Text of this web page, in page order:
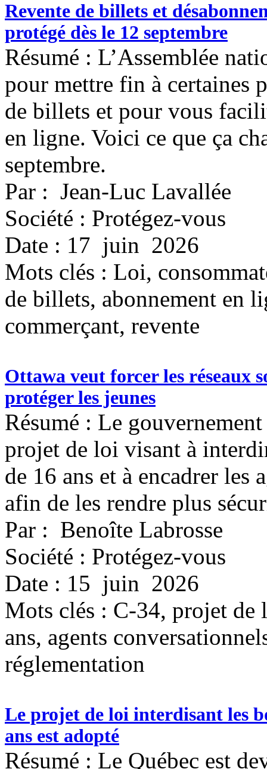
Revente de billets et
protégé dès le 12 septembre
Résumé : L’Assemblée
pour mettre fin à certaines
de billets et pour vous
en ligne. Voici ce que ça
septembre.
Par : Jean-Luc Lavallée
Société : Protégez-vous
Date : 17 juin 2026
Mots clés : Loi,
de billets, abonnement en
commerçant, revente
Ottawa veut forcer les réseaux
protéger les jeunes
Résumé : Le
projet de loi visant à
de 16 ans et à encadrer les
afin de les rendre plus
Par : Benoîte Labrosse
Société : Protégez-vous
Date : 15 juin 2026
Mots clés : C-34, projet de
ans, agents
réglementation
Le projet de loi interdisant les
ans est adopté
Résumé : Le Québec est